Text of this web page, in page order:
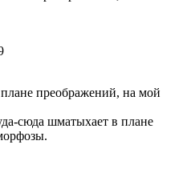
преображений, на мой
сюда шматыхает в плане